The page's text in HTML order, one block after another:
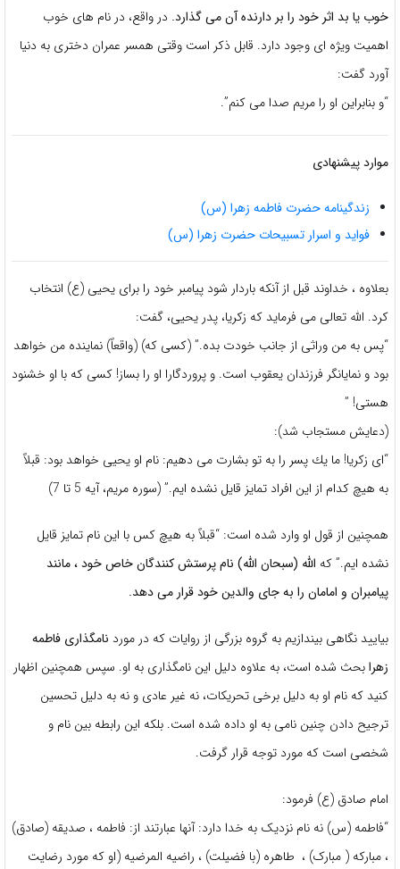
خوب یا بد اثر خود را بر دارنده آن می گذارد. در واقع، در نام های خوب
اهمیت ویژه ای وجود دارد. قابل ذکر است وقتی همسر عمران دختری به دنیا
آورد گفت:
“و بنابراین او را مریم صدا می کنم”.
موارد پیشنهادی
زندگینامه حضرت فاطمه زهرا (س)
فواید و اسرار تسبیحات حضرت زهرا (س)
بعلاوه ، خداوند قبل از آنکه باردار شود پیامبر خود را برای یحیی (ع) انتخاب
کرد. الله تعالی می فرماید که زکریا، پدر یحیی، گفت:
“پس به من وراثی از جانب خودت بده.” (کسی که) (واقعاً) نماینده من خواهد
بود و نمایانگر فرزندان یعقوب است. و پروردگارا او را بساز! کسی که با او خشنود
هستی! ”
(دعایش مستجاب شد):
“ای زكریا! ما یك پسر را به تو بشارت می دهیم: نام او یحیی خواهد بود: قبلاً
به هیچ كدام از این افراد تمایز قایل نشده ایم.” (سوره مریم، آیه 5 تا 7)
همچنین از قول او وارد شده است: “قبلاً به هیچ کس با این نام تمایز قایل
نشده ایم.” که الله (سبحان الله) نام پرستش کنندگان خاص خود ، مانند
پیامبران و امامان را به جای والدین خود قرار می دهد.
بیایید نگاهی بیندازیم به گروه بزرگی از روایات که در مورد نامگذاری فاطمه
زهرابحث شده است، به علاوه دلیل این نامگذاری به او. سپس همچنین اظهار
کنید که نام او به دلیل برخی تحریکات، نه غیر عادی و نه به دلیل تحسین
ترجیح دادن چنین نامی به او داده شده است. بلکه این رابطه بین نام و
شخصی است که مورد توجه قرار گرفت.
امام صادق (ع) فرمود:
“فاطمه (س) نه نام نزدیک به خدا دارد: آنها عبارتند از: فاطمه ، صدیقه (صادق)
، مبارکه ( مبارک) ، طاهره (با فضیلت) ، راضیه المرضیه (او که مورد رضایت